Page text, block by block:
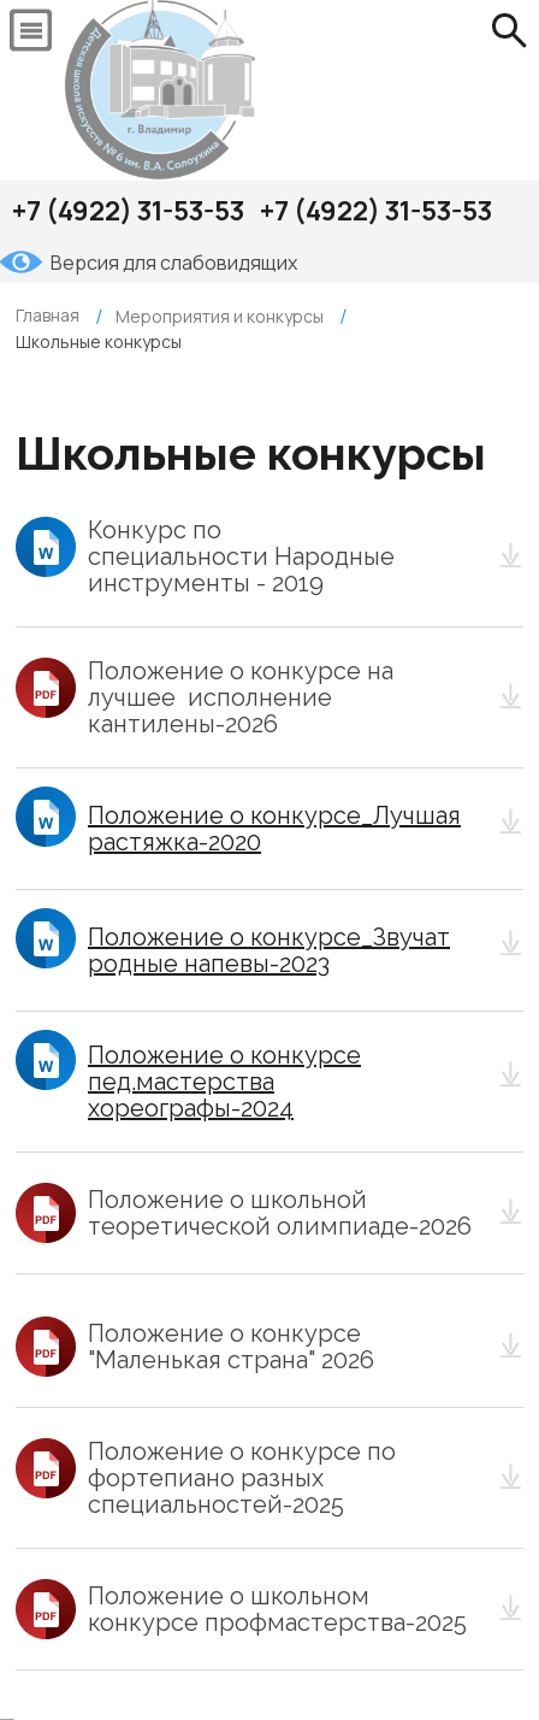
+7 (4922) 31-53-53 +7 (4922) 31-53-53
Версия для слабовидящих
Главная
Мероприятия и конкурсы
Школьные конкурсы
Школьные конкурсы
Конкурс по
специальности Народные
инструменты - 2019
Положение о конкурсе на
лучшее исполнение
кантилены-2026
Положение о конкурсе_Лучшая
растяжка-2020
Положение о конкурсе_Звучат
родные напевы-2023
Положение о конкурсе
пед.мастерства
хореографы-2024
Положение о школьной
теоретической олимпиаде-2026
Положение о конкурсе
"Маленькая страна" 2026
Положение о конкурсе по
фортепиано разных
специальностей-2025
Положение о школьном
конкурсе профмастерства-2025